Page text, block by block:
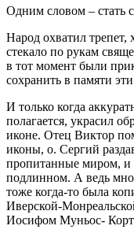
Одним словом – стать
Народ охватил
стекало по рукам
в тот момент были
сохранить в памяти
И только когда
полагается, украсил
иконе. Отец Виктор
иконы, о. Сергий
пропитанные миром, и
подлинном. А ведь
тоже когда-то была
Иверской-
Иосифом Муньос-